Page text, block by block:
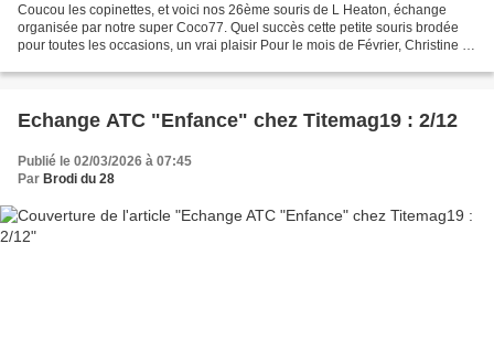
Coucou les copinettes, et voici nos 26ème souris de L Heaton, échange
organisée par notre super Coco77. Quel succès cette petite souris brodée
pour toutes les occasions, un vrai plaisir Pour le mois de Février, Christine J
Echange ATC "Enfance" chez Titemag19 : 2/12
Publié le 02/03/2026 à 07:45
Par Brodi du 28